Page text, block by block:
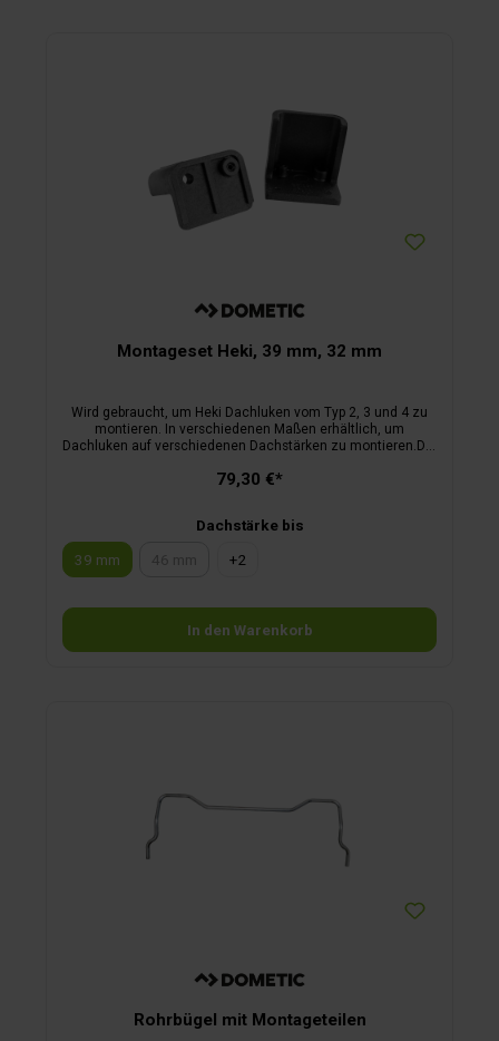
Montageset Heki, 39 mm, 32 mm
Wird gebraucht, um Heki Dachluken vom Typ 2, 3 und 4 zu
montieren. In verschiedenen Maßen erhältlich, um
Dachluken auf verschiedenen Dachstärken zu montieren.Die
Maß zuzuschneiden.
79,30 €*
Dachstärke bis
39 mm
(Diese Option ist zurzeit nicht verfügbar.)
+2
In den Warenkorb
Rohrbügel mit Montageteilen